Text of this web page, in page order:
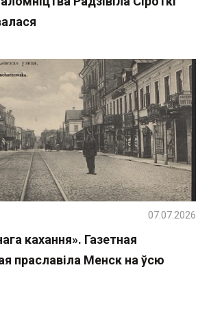
кахання». Газетная
праславіла Менск на ўсю
07.07.2026